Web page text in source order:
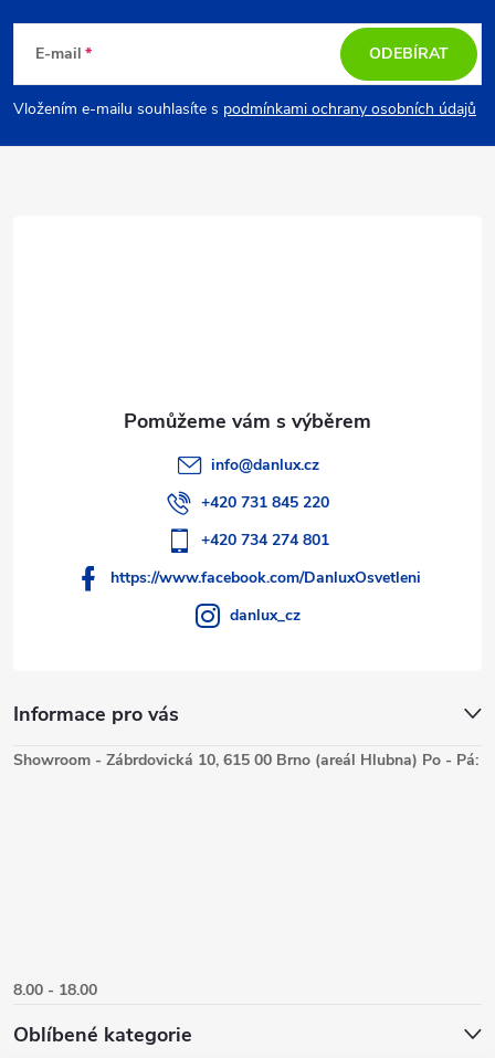
p
E-mail
Vložením e-mailu souhlasíte s podmínkami ochrany osobních údajů
ODEBÍRAT
Informace pro vás
info@danlux.cz
+420 731 845 220
+420 734 274 801
https://www.facebook.com/DanluxOsvetleni
danlux_cz
Showroom - Zábrdovická 10, 615 00 Brno (areál Hlubna) Po - Pá:
8.00 - 18.00
Oblíbené kategorie